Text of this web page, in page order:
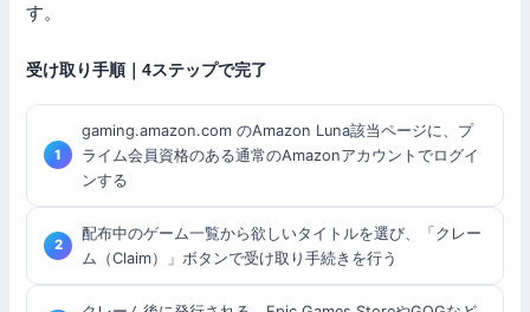
す。
受け取り手順｜4ステップで完了
gaming.amazon.com のAmazon Luna該当ページに、プ
ライム会員資格のある通常のAmazonアカウントでログイ
ンする
配布中のゲーム一覧から欲しいタイトルを選び、「クレー
ム（Claim）」ボタンで受け取り手続きを行う